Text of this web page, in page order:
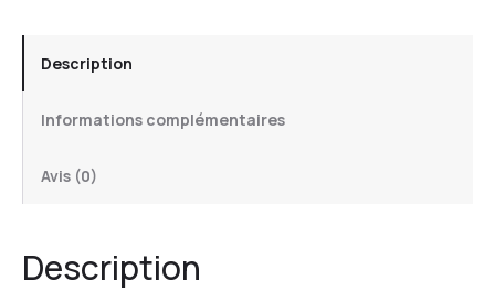
Description
Informations complémentaires
Avis (0)
Description